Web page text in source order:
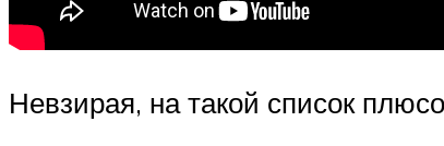
Невзирая, на такой список